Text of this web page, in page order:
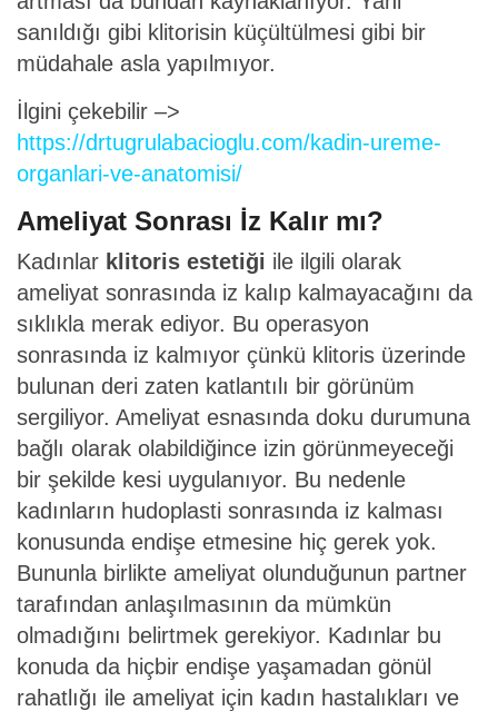
sanıldığı gibi klitorisin küçültülmesi gibi bir
müdahale asla yapılmıyor.
İlgini çekebilir –>
https://drtugrulabacioglu.com/kadin-ureme-
organlari-ve-anatomisi/
Ameliyat Sonrası İz Kalır mı?
Kadınlar klitoris estetiği ile ilgili olarak
ameliyat sonrasında iz kalıp kalmayacağını da
sıklıkla merak ediyor. Bu operasyon
sonrasında iz kalmıyor çünkü klitoris üzerinde
bulunan deri zaten katlantılı bir görünüm
sergiliyor. Ameliyat esnasında doku durumuna
bağlı olarak olabildiğince izin görünmeyeceği
bir şekilde kesi uygulanıyor. Bu nedenle
kadınların hudoplasti sonrasında iz kalması
konusunda endişe etmesine hiç gerek yok.
Bununla birlikte ameliyat olunduğunun partner
tarafından anlaşılmasının da mümkün
olmadığını belirtmek gerekiyor. Kadınlar bu
konuda da hiçbir endişe yaşamadan gönül
rahatlığı ile ameliyat için kadın hastalıkları ve